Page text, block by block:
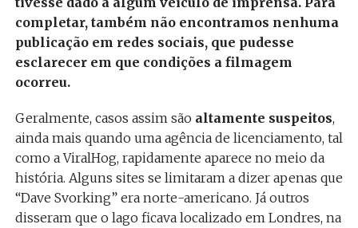
completar, também não encontramos nenhuma
publicação em redes sociais, que pudesse
esclarecer em que condições a filmagem
ocorreu.
Geralmente, casos assim são altamente suspeitos,
ainda mais quando uma agência de licenciamento, tal
como a ViralHog, rapidamente aparece no meio da
história. Alguns sites se limitaram a dizer apenas que
“Dave Svorking” era norte-americano. Já outros
disseram que o lago ficava localizado em Londres, na